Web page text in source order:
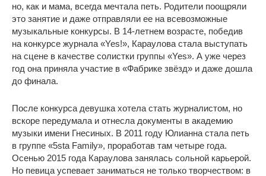
но, как и мама, всегда мечтала петь. Родители поощряли
это занятие и даже отправляли ее на всевозможные
музыкальные конкурсы. В 14-летнем возрасте, победив
на конкурсе журнала «Yes!», Караулова стала выступать
на сцене в качестве солистки группы «Yes». А уже через
год она приняла участие в «Фабрике звёзд» и даже дошла
до финала.
После конкурса девушка хотела стать журналистом, но
вскоре передумала и отнесла документы в академию
музыки имени Гнесиных. В 2011 году Юлианна стала петь
в группе «5sta Family», проработав там четыре года.
Осенью 2015 года Караулова занялась сольной карьерой.
Но певица успевает заниматься не только творчеством: в